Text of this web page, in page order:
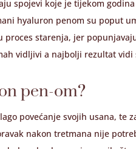
spojevi koje je tijekom
hyaluron penom su poput
starenja, jer
vidljivi a najbolji rezultat vidi
pen-om?
povećanje svojih usana, te
nakon tretmana nije